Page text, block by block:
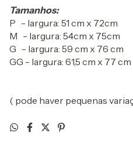
Tamanhos:
P - largura: 51 cm x 72cm
M - largura: 54cm x 75cm
G - largura: 59 cm x 76 cm
GG - largura: 61,5 cm x 77 cm
( pode haver pequenas